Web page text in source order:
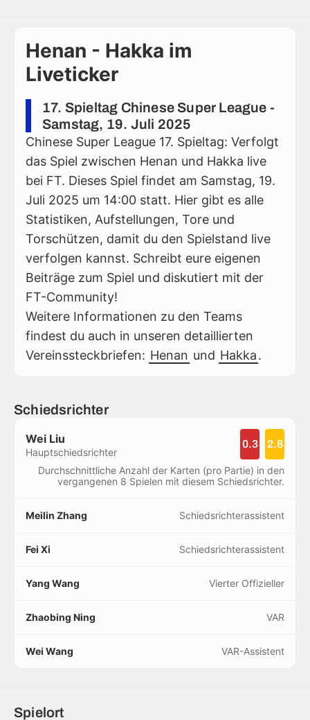
Henan - Hakka im
Liveticker
17. Spieltag Chinese Super League -
Samstag, 19. Juli 2025
Chinese Super League 17. Spieltag: Verfolgt
das Spiel zwischen Henan und Hakka live
bei FT. Dieses Spiel findet am Samstag, 19.
Juli 2025 um 14:00 statt. Hier gibt es alle
Statistiken, Aufstellungen, Tore und
Torschützen, damit du den Spielstand live
verfolgen kannst. Schreibt eure eigenen
Beiträge zum Spiel und diskutiert mit der
FT-Community!
Weitere Informationen zu den Teams
findest du auch in unseren detaillierten
Vereinssteckbriefen: Henan und Hakka.
Schiedsrichter
Wei Liu
Hauptschiedsrichter
0.3 2.8
Durchschnittliche Anzahl der Karten (pro Partie) in den
vergangenen 8 Spielen mit diesem Schiedsrichter.
Meilin Zhang Schiedsrichterassistent
Fei Xi Schiedsrichterassistent
Yang Wang Vierter Offizieller
Zhaobing Ning VAR
Wei Wang VAR-Assistent
Spielort